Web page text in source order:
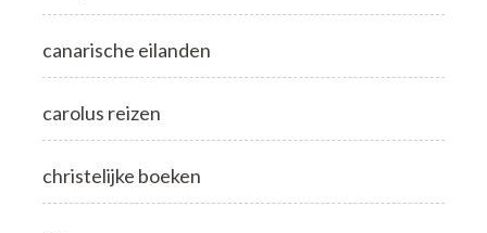
canarische eilanden
carolus reizen
christelijke boeken